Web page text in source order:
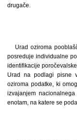
drugače.
Urad oziroma
posreduje individualne
identifikacije
Urad na podlagi pisne
oziroma podatke, ki
izvajanjem
enotam, na katere se